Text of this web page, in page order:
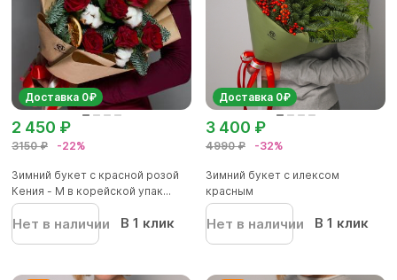
Доставка 0₽
3150 ₽ -22%
2 450 ₽
Зимний букет с красной розой
Кения - M в корейской упак...
Нет в наличии В 1 клик
Доставка 0₽
4990 ₽ -32%
3 400 ₽
Зимний букет с илексом
красным
Нет в наличии В 1 клик